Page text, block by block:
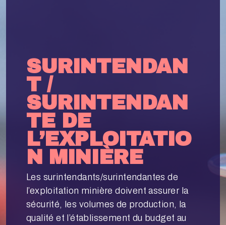
SURINTENDAN
T /
SURINTENDAN
TE DE
L’EXPLOITATIO
N MINIÈRE
Les surintendants/surintendantes de
l’exploitation minière doivent assurer la
sécurité, les volumes de production, la
qualité et l’établissement du budget au